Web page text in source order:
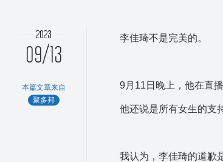
2023
09/13
本篇文章来自
聚多邦
李佳琦不是完美的。
9月11日晚上，他在直
他还说是所有女生的支
我认为，李佳琦的道歉